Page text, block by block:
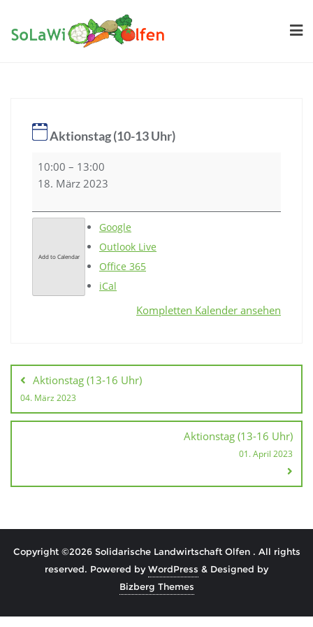
content
Aktionstag (10-13 Uhr)
Aktionstag
(10-
Uhr)
10:00 – 13:00
18. März 2023
Add to Calendar
Google
Outlook Live
Office 365
iCal
Kompletten Kalender ansehen
Aktionstag (13-16 Uhr)
04. März 2023
Aktionstag (13-16 Uhr)
01. April 2023
Copyright ©2026 Solidarische Landwirtschaft Olfen . All rights
reserved. Powered byWordPress & Designed by
Bizberg Themes